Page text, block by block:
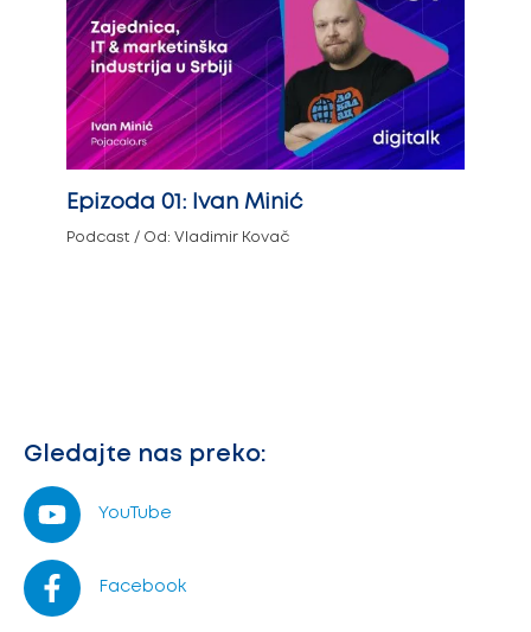
Epizoda 01: Ivan Minić
Podcast / Od: Vladimir Kovač
Gledajte nas preko:
YouTube
Facebook